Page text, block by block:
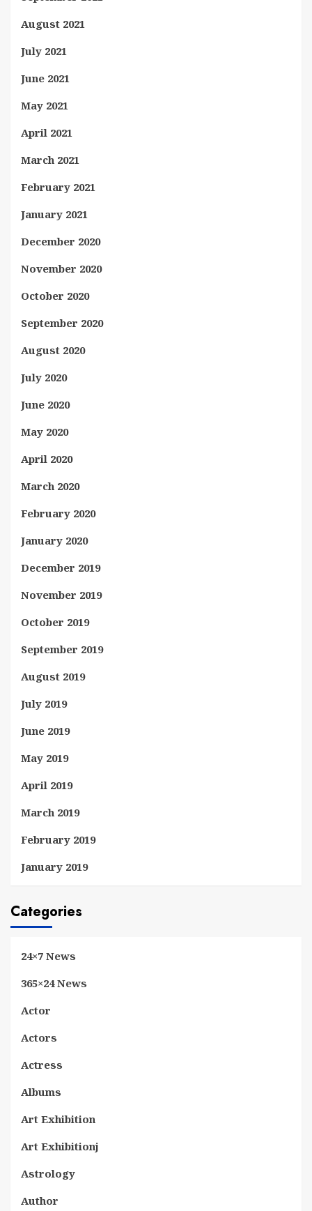
August 2021
July 2021
June 2021
May 2021
April 2021
March 2021
February 2021
January 2021
December 2020
November 2020
October 2020
September 2020
August 2020
July 2020
June 2020
May 2020
April 2020
March 2020
February 2020
January 2020
December 2019
November 2019
October 2019
September 2019
August 2019
July 2019
June 2019
May 2019
April 2019
March 2019
February 2019
January 2019
Categories
24×7 News
365×24 News
Actor
Actors
Actress
Albums
Art Exhibition
Art Exhibitionj
Astrology
Author